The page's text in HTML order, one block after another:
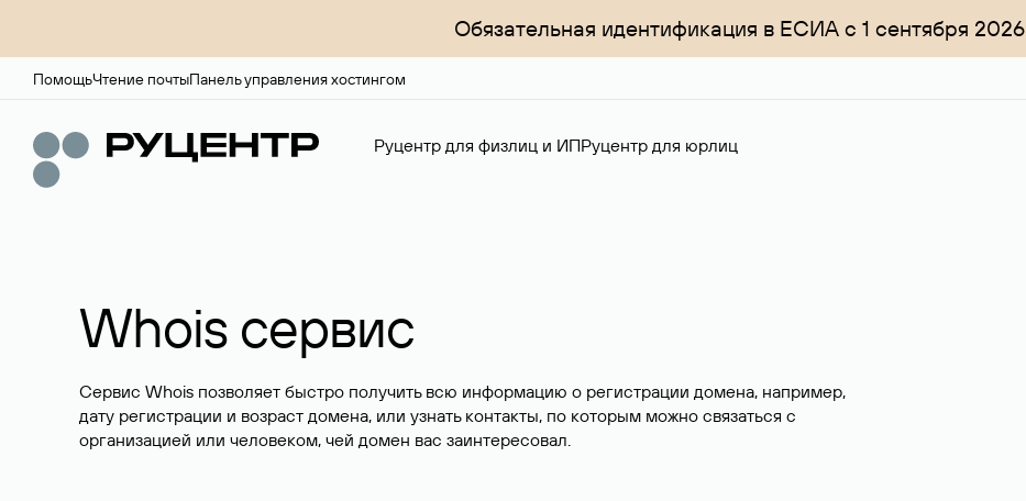
Обязательная идентификация в ЕСИА с 1 сентября 2026
ПомощьЧтение почтыПанель управления хостингом
Руцентр для физлиц и ИПРуцентр для юрлиц
Whois сервис
Сервис Whois позволяет быстро получить всю информацию о регистрации домена, например,
дату регистрации и возраст домена, или узнать контакты, по которым можно связаться с
организацией или человеком, чей домен вас заинтересовал.